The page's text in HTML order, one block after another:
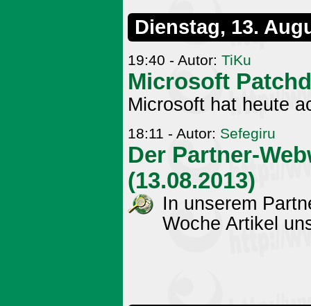
Dienstag, 13.
19:40 - Autor: TiKu
Microsoft
Microsoft hat heute
18:11 - Autor: Sefegiru
Der Partner-
(13.08.2013)
In unserem
Woche Artikel